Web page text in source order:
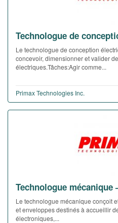
Technologue de
Le technologue de conception
concevoir, dimensionner et valider
électriques.Tâches:Agir comme...
Primax Technologies Inc.
Technologue
Le technologue mécanique conçoit
et enveloppes destinés à accueillir
électroniques,...